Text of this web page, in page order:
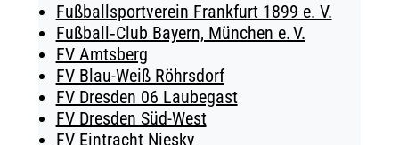
Fußballsportverein Frankfurt 1899 e. V.
Fußball‑Club Bayern, München e. V.
FV Amtsberg
FV Blau-Weiß Röhrsdorf
FV Dresden 06 Laubegast
FV Dresden Süd-West
FV Eintracht Niesky